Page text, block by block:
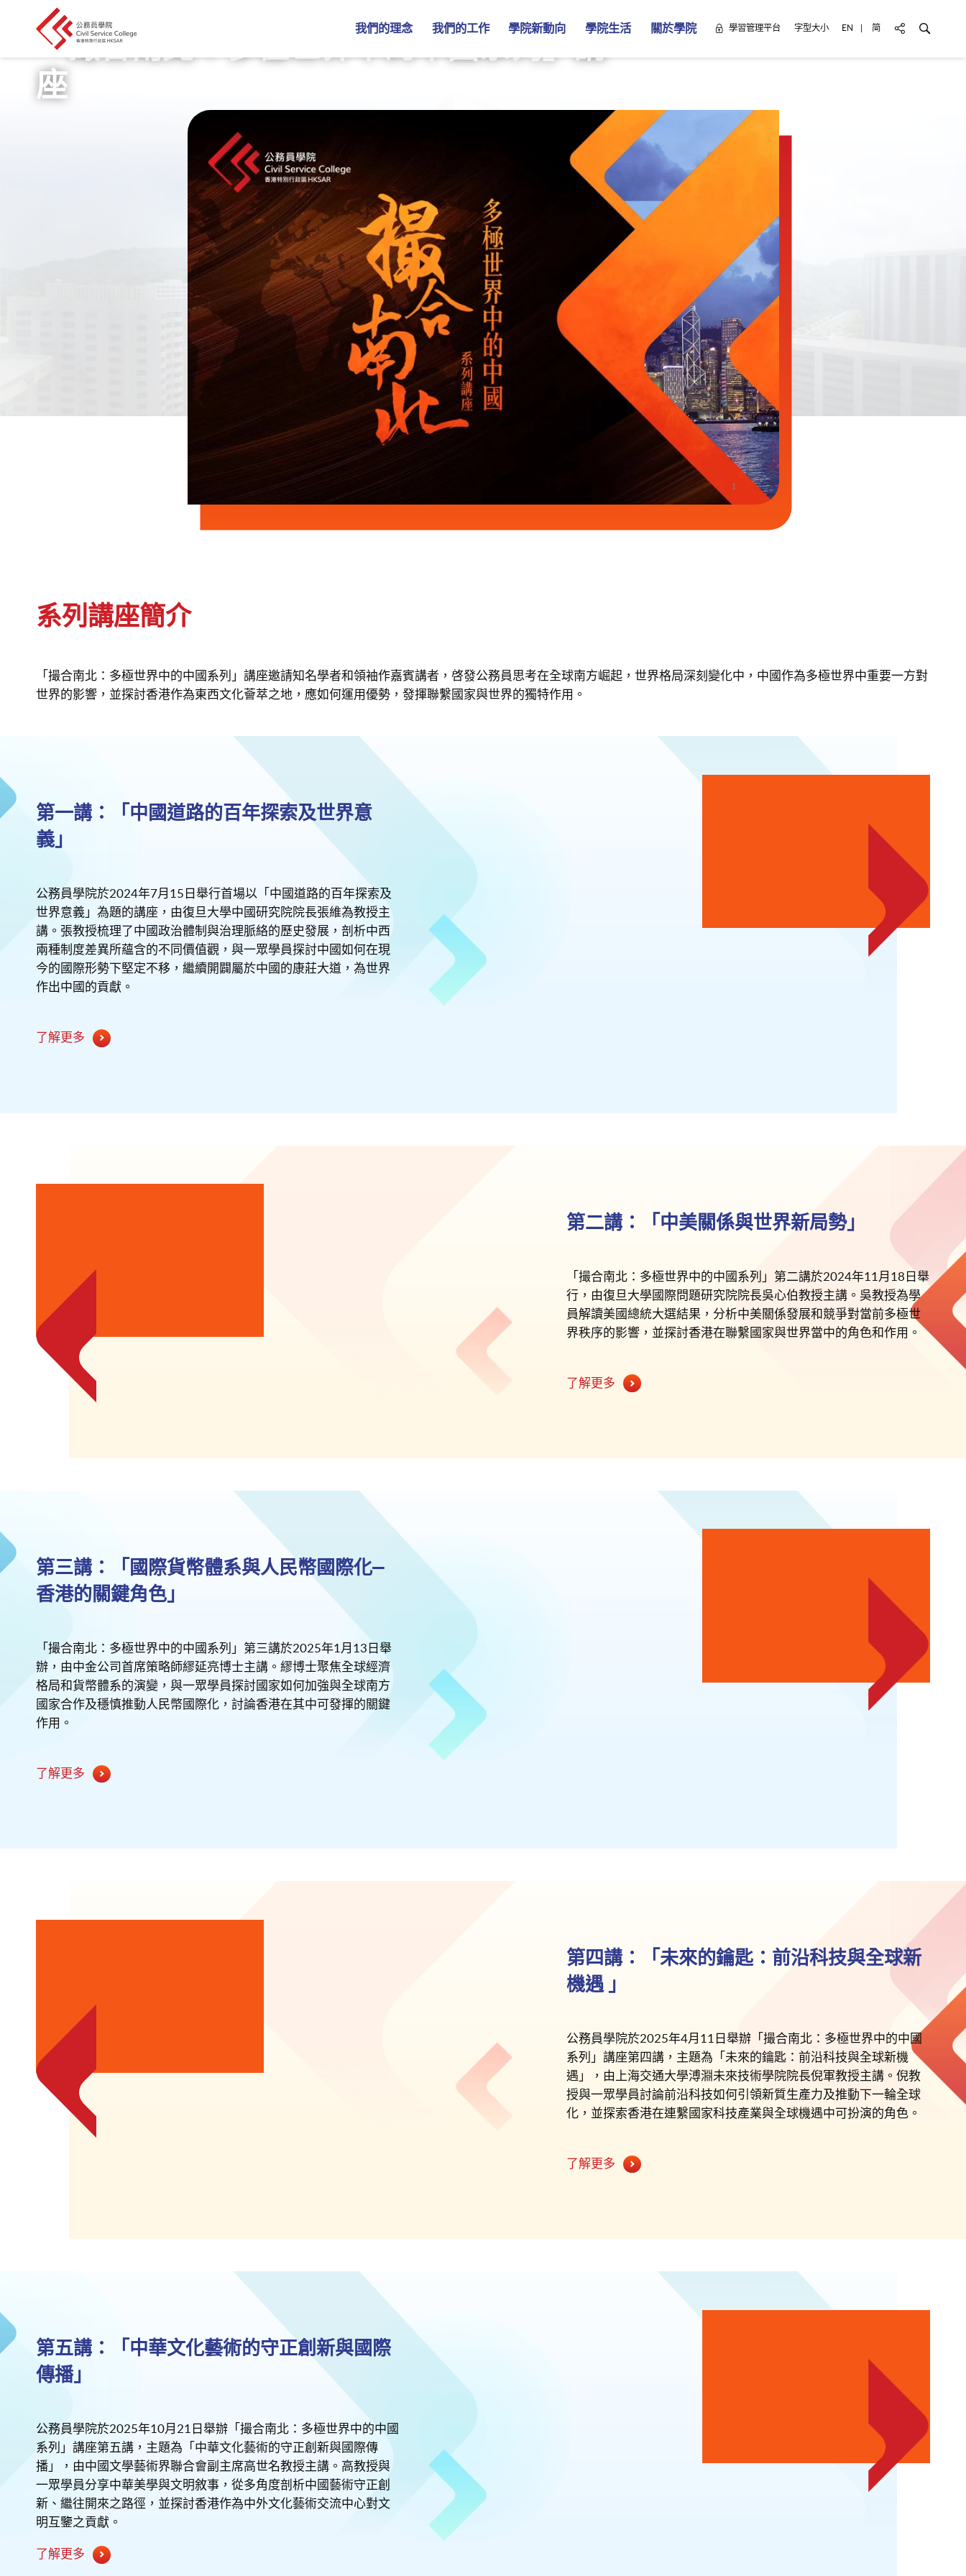
我們的理念 我們的工作 學院新動向 學院生活 關於學院 學習管理平台 字型大小 EN Change the website
简 轉換網頁語言至 简体
公務員學院 分享
搜尋關鍵字
「撮合南北：多極世界中的中國系列」講
座
系列講座簡介
「撮合南北：多極世界中的中國系列」講座邀請知名學者和領袖作嘉賓講者，啓發公務員思考在全球南方崛起，世界格局深刻變化中，中國作為多極世界中重要一方對
世界的影響，並探討香港作為東西文化薈萃之地，應如何運用優勢，發揮聯繫國家與世界的獨特作用。
第一講：「中國道路的百年探索及世界意
義」
公務員學院於2024年7月15日舉行首場以「中國道路的百年探索及
世界意義」為題的講座，由復旦大學中國研究院院長張維為教授主
講。張教授梳理了中國政治體制與治理脈絡的歷史發展，剖析中西
兩種制度差異所蘊含的不同價值觀，與一眾學員探討中國如何在現
今的國際形勢下堅定不移，繼續開闢屬於中國的康莊大道，為世界
作出中國的貢獻。
了解更多
第二講：「中美關係與世界新局勢」
「撮合南北：多極世界中的中國系列」第二講於2024年11月18日舉
行，由復旦大學國際問題研究院院長吳心伯教授主講。吳教授為學
員解讀美國總統大選結果，分析中美關係發展和競爭對當前多極世
界秩序的影響，並探討香港在聯繫國家與世界當中的角色和作用。
了解更多
第三講：「國際貨幣體系與人民幣國際化—
香港的關鍵角色」
「撮合南北：多極世界中的中國系列」第三講於2025年1月13日舉
辦，由中金公司首席策略師繆延亮博士主講。繆博士聚焦全球經濟
格局和貨幣體系的演變，與一眾學員探討國家如何加強與全球南方
國家合作及穩慎推動人民幣國際化，討論香港在其中可發揮的關鍵
作用。
了解更多
第四講 ：
「未來的鑰匙：前沿科技與全球新
機遇 」
公務員學院於2025年4月11日舉辦「撮合南北：多極世界中的中國
系列」講座第四講，主題為「未來的鑰匙：前沿科技與全球新機
遇」，由上海交通大學溥淵未來技術學院院長倪軍教授主講。倪教
授與一眾學員討論前沿科技如何引領新質生產力及推動下一輪全球
化，並探索香港在連繫國家科技產業與全球機遇中可扮演的角色。
了解更多
第五講：「中華文化藝術的守正創新與國際
傳播」
公務員學院於2025年10月21日舉辦「撮合南北：多極世界中的中國
系列」講座第五講，主題為「中華文化藝術的守正創新與國際傳
播」，由中國文學藝術界聯合會副主席高世名教授主講。高教授與
一眾學員分享中華美學與文明敘事，從多角度剖析中國藝術守正創
新、繼往開來之路徑，並探討香港作為中外文化藝術交流中心對文
明互鑒之貢獻。
了解更多